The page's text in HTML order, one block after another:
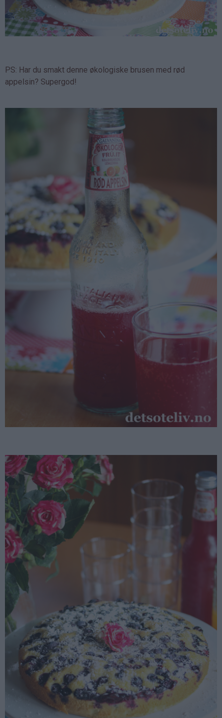
PS: Har du smakt denne økologiske brusen med rød
appelsin? Supergod!